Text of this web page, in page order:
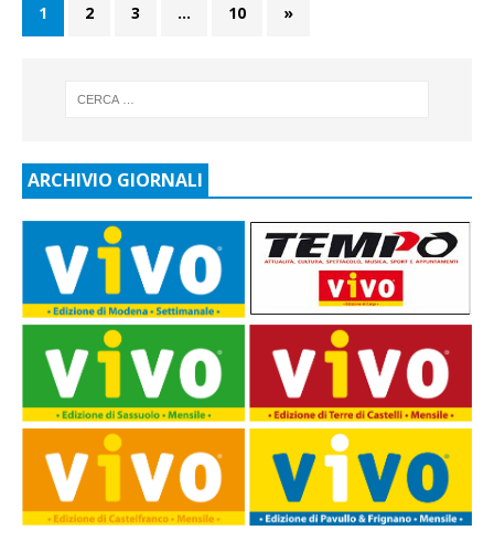
1 2 3 … 10 »
ARCHIVIO GIORNALI